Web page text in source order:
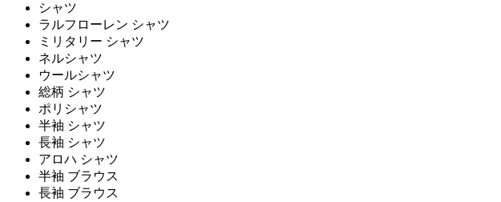
シャツ
ラルフローレン シャツ
ミリタリー シャツ
ネルシャツ
ウールシャツ
総柄 シャツ
ポリシャツ
半袖 シャツ
長袖 シャツ
アロハ シャツ
半袖 ブラウス
長袖 ブラウス